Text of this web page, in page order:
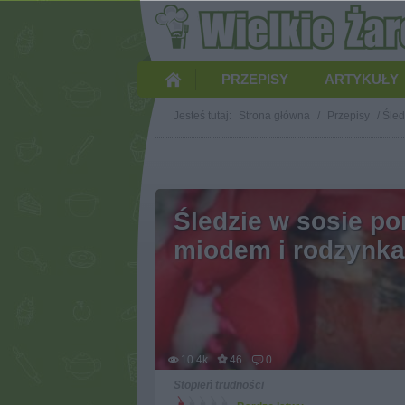
PRZEPISY ARTYKUŁY
Jesteś tutaj: Strona główna / Przepisy /
Śledzie w sosie
miodem i
10.4k 46
0